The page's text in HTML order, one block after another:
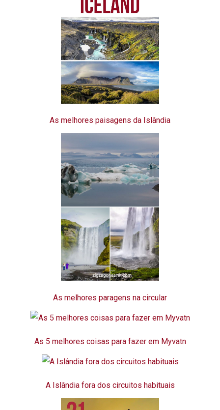
As melhores paisagens da Islândia
As melhores paragens na circular
As 5 melhores coisas para fazer em Myvatn
A Islândia fora dos circuitos habituais